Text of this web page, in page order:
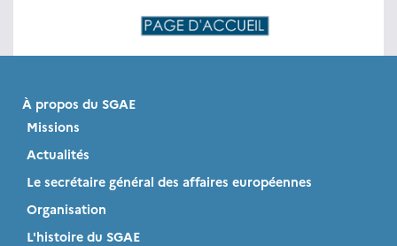
À propos du SGAE
Missions
Actualités
Le secrétaire général des affaires européennes
Organisation
L'histoire du SGAE